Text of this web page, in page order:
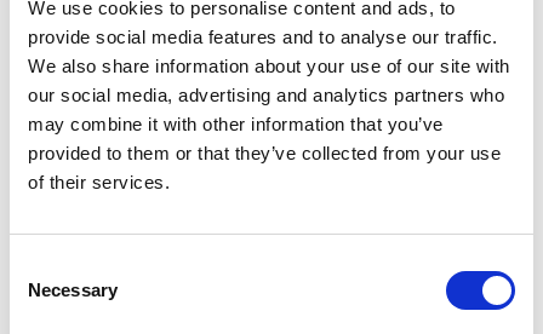
We use cookies to personalise content and ads, to
provide social media features and to analyse our traffic.
We also share information about your use of our site with
our social media, advertising and analytics partners who
may combine it with other information that you’ve
provided to them or that they’ve collected from your use
of their services.
Selection
Necessary
CONTACT
Molenstraat 7A, 5256 EE Heusden
Plan je route